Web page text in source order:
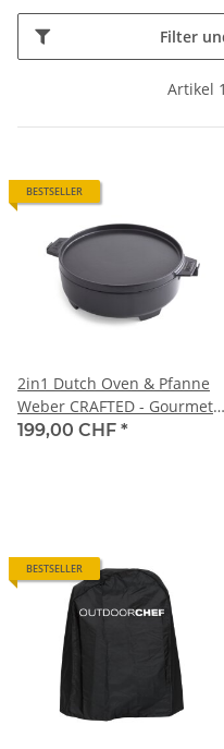
Filter
Artikel
BESTSELLER
2in1 Dutch Oven & Pfanne
Weber CRAFTED - Gourmet
BBQ System
199,00 CHF *
BESTSELLER